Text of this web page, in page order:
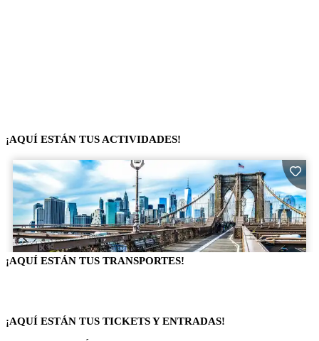
¡AQUÍ ESTÁN TUS ACTIVIDADES!
¡AQUÍ ESTÁN TUS TRANSPORTES!
¡AQUÍ ESTÁN TUS TICKETS Y ENTRADAS!